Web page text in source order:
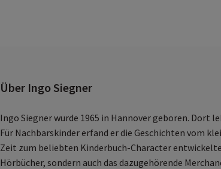
Über Ingo Siegner
Ingo Siegner wurde 1965 in Hannover geboren.
Für Nachbarskinder erfand er die Geschichten vom
Zeit zum beliebten Kinderbuch-Character
Hörbücher, sondern auch das dazugehörende